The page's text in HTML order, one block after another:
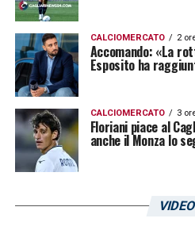
CALCIOMERCATO 2
Accomando: «La
Esposito ha
CALCIOMERCATO 3
Floriani piace al
anche il Monza lo
VIDEO